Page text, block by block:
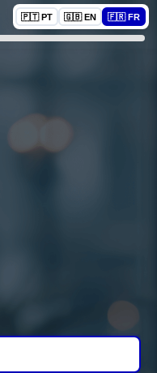
🇵🇹 PT 🇬🇧 EN 🇫🇷 FR